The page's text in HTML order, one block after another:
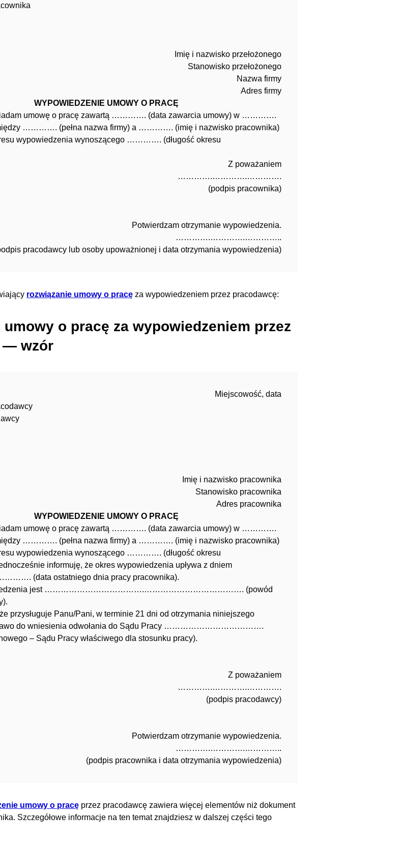
Imię i nazwisko przełożonego
Stanowisko przełożonego
Nazwa firmy
Adres firmy
WYPOWIEDZENIE UMOWY O PRACĘ
umowę o pracę zawartą …………. (data zawarcia umowy) w ………….
…………. (pełna nazwa firmy) a …………. (imię i nazwisko pracownika)
wypowiedzenia wynoszącego …………. (długość okresu
Z poważaniem
………….………….………….
(podpis pracownika)
Potwierdzam otrzymanie wypowiedzenia.
………….………….…………..
pracodawcy lub osoby upoważnionej i data otrzymania wypowiedzenia)
rozwiązanie umowy o pracę za wypowiedzeniem przez pracodawcę:
umowy o pracę za wypowiedzeniem przez
— wzór
Miejscowość, data
Imię i nazwisko pracownika
Stanowisko pracownika
Adres pracownika
WYPOWIEDZENIE UMOWY O PRACĘ
umowę o pracę zawartą …………. (data zawarcia umowy) w ………….
…………. (pełna nazwa firmy) a …………. (imię i nazwisko pracownika)
wypowiedzenia wynoszącego …………. (długość okresu
informuję, że okres wypowiedzenia upływa z dniem
ostatniego dnia pracy pracownika).
jest ……………………………….………………………………. (powód
przysługuje Panu/Pani, w terminie 21 dni od otrzymania niniejszego
do wniesienia odwołania do Sądu Pracy ……………………………….
– Sądu Pracy właściwego dla stosunku pracy).
Z poważaniem
………….………….………….
(podpis pracodawcy)
Potwierdzam otrzymanie wypowiedzenia.
………….………….…………..
(podpis pracownika i data otrzymania wypowiedzenia)
umowy o pracę przez pracodawcę zawiera więcej elementów niż dokument
Szczegółowe informacje na ten temat znajdziesz w dalszej części tego